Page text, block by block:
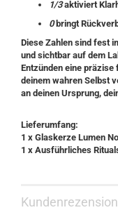
1/3aktiviert
0bringt
Diese Zahlen sind fest
und sichtbar auf dem
Entzünden eine
deinem wahren Selbst
an deinen Ursprung,
Lieferumfang:
1 x Glaskerze Lumen
1 x Ausführliches